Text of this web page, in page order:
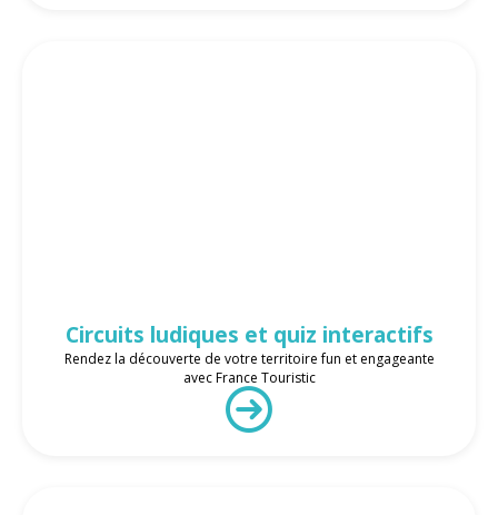
Circuits ludiques et quiz interactifs
Rendez la découverte de votre territoire fun et engageante
avec France Touristic